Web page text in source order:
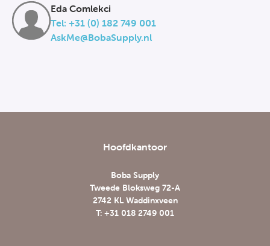
Eda Comlekci
Tel: +31 (0) 182 749 001
AskMe@BobaSupply.nl
Hoofdkantoor
Boba Supply
Tweede Bloksweg 72-A
2742 KL Waddinxveen
T: +31 018 2749 001